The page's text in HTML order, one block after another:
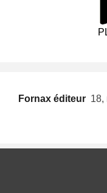
Fornax éditeur 